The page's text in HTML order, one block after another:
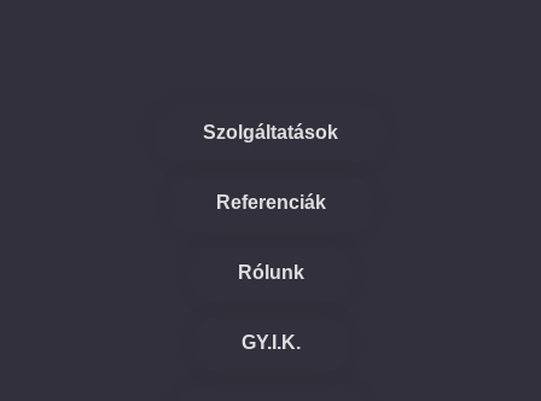
Szolgáltatások
Referenciák
Rólunk
GY.I.K.